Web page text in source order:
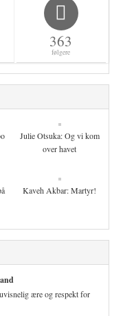
363
følgere
Julie Otsuka: Og vi kom
over havet
Kaveh Akbar: Martyr!
ære og respekt for